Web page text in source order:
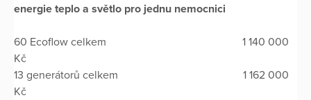
energie teplo a světlo pro jednu nemocnici
60 Ecoflow celkem 1 140 000
Kč
13 generátorů celkem 1 162 000
Kč